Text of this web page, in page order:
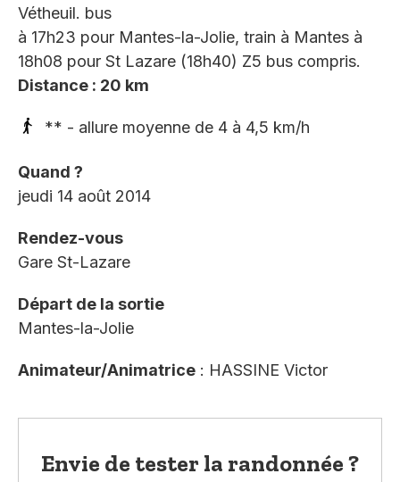
Vétheuil. bus
à 17h23 pour Mantes-la-Jolie, train à Mantes à
18h08 pour St Lazare (18h40) Z5 bus compris.
Distance : 20 km
** - allure moyenne de 4 à 4,5 km/h
Quand ?
jeudi 14 août 2014
Rendez-vous
Gare St-Lazare
Départ de la sortie
Mantes-la-Jolie
Animateur/Animatrice : HASSINE Victor
Envie de tester la randonnée ?